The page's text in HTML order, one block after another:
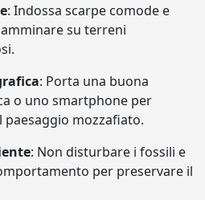
: Indossa scarpe comode e
su terreni
: Porta una buona
o uno smartphone per
mozzafiato.
: Non disturbare i fossili e
per preservare il